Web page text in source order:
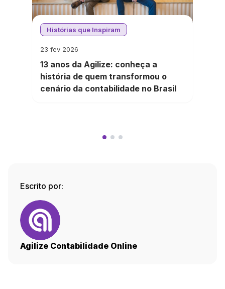
Histórias que Inspiram
23 fev 2026
13 anos da Agilize: conheça a
história de quem transformou o
cenário da contabilidade no Brasil
Escrito por:
Agilize Contabilidade Online